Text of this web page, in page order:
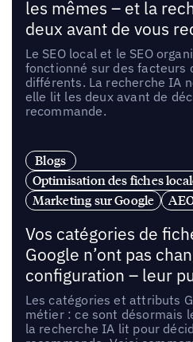
les mêmes – et la
deux avant de vous
Le SEO local et le SEO
fonctionné sur des facteurs
différents. La recherche IA
elle lit les deux avant de
recommande.
Blogs
Optimisation des fiches
Marketing sur Google
Vos catégories de
Google n’ont pas
configuration – leur
Les catégories et attributs
métier : ce sont désormais
la recherche IA lit pour